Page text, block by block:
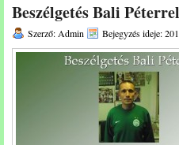
Beszélgetés Bali Péterrel
Szerző: Admin Bejegyzés ideje: